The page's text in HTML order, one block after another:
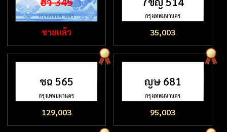
ขายแล้ว 35,003
ชฉ 565
129,003
ญษ 681
95,003